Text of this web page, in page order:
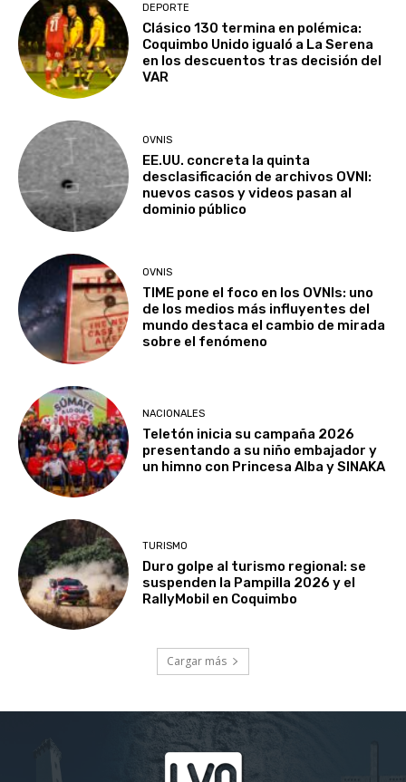
DEPORTE
Clásico 130 termina en polémica:
Coquimbo Unido igualó a La Serena
en los descuentos tras decisión del
VAR
OVNIS
EE.UU. concreta la quinta
desclasificación de archivos OVNI:
nuevos casos y videos pasan al
dominio público
OVNIS
TIME pone el foco en los OVNIs: uno
de los medios más influyentes del
mundo destaca el cambio de mirada
sobre el fenómeno
NACIONALES
Teletón inicia su campaña 2026
presentando a su niño embajador y
un himno con Princesa Alba y SINAKA
TURISMO
Duro golpe al turismo regional: se
suspenden la Pampilla 2026 y el
RallyMobil en Coquimbo
Cargar más